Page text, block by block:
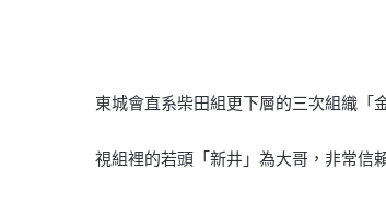
東城會直系柴田組更下層的三次組織「
視組裡的若頭「新井」為大哥，非常信